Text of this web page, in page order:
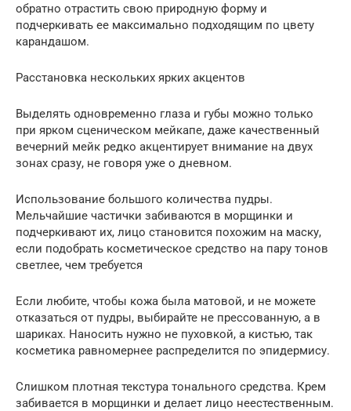
обратно отрастить свою природную форму и
подчеркивать ее максимально подходящим по цвету
карандашом.
Расстановка нескольких ярких акцентов
Выделять одновременно глаза и губы можно только
при ярком сценическом мейкапе, даже качественный
вечерний мейк редко акцентирует внимание на двух
зонах сразу, не говоря уже о дневном.
Использование большого количества пудры.
Мельчайшие частички забиваются в морщинки и
подчеркивают их, лицо становится похожим на маску,
если подобрать косметическое средство на пару тонов
светлее, чем требуется
Если любите, чтобы кожа была матовой, и не можете
отказаться от пудры, выбирайте не прессованную, а в
шариках. Наносить нужно не пуховкой, а кистью, так
косметика равномернее распределится по эпидермису.
Слишком плотная текстура тонального средства. Крем
забивается в морщинки и делает лицо неестественным.